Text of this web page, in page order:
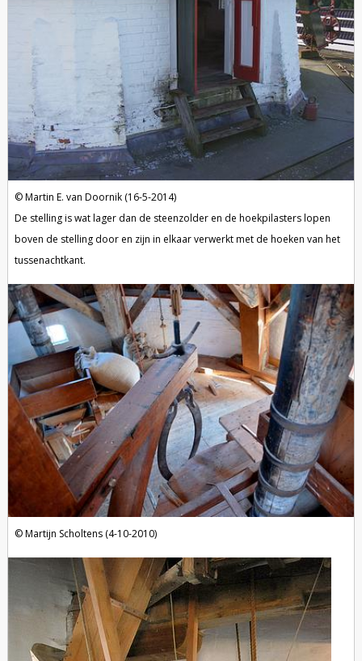
Martin E. van Doornik (16-5-2014)
De stelling is wat lager dan de steenzolder en de hoekpilasters lopen
boven de stelling door en zijn in elkaar verwerkt met de hoeken van het
tussenachtkant.
Martijn Scholtens (4-10-2010)